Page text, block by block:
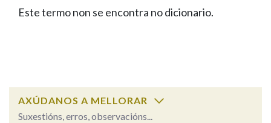
FIGURAS HOMENAXEADAS
PORTAL DAS PALABRAS
Facebook
TwitterYoutubeInstagram
Bluesky
BUSCAR NOS LEMAS
Remata por
Este termo non se encontra no dicionario.
AXÚDANOS A MELLORAR
Suxestións, erros, observacións...